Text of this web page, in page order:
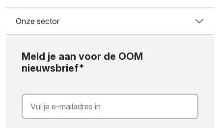
Onze sector
Meld je aan voor de OOM
nieuwsbrief*